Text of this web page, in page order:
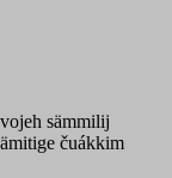
sämmilij
čuákkim